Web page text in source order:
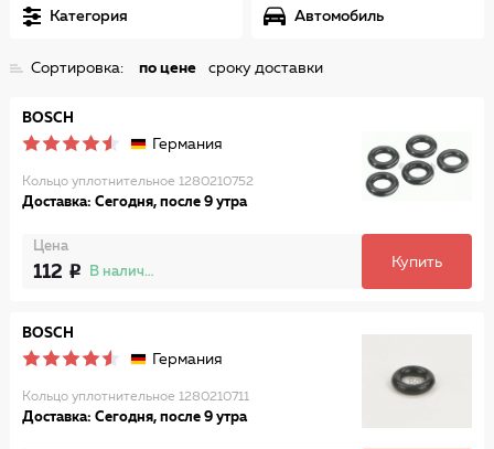
Категория Автомобиль
Сортировка: по цене сроку доставки
BOSCH
Германия
Кольцо уплотнительное 1280210752
Доставка: Сегодня, после 9 утра
Цена
112 В наличии
Купить
BOSCH
Германия
Кольцо уплотнительное 1280210711
Доставка: Сегодня, после 9 утра